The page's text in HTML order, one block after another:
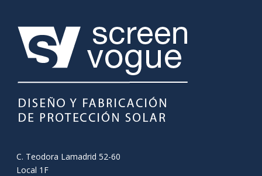
C. Teodora Lamadrid 52-60
Local 1F